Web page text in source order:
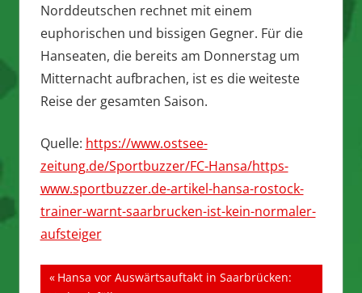
Norddeutschen rechnet mit einem
euphorischen und bissigen Gegner. Für die
Hanseaten, die bereits am Donnerstag um
Mitternacht aufbrachen, ist es die weiteste
Reise der gesamten Saison.
Quelle: https://www.ostsee-
zeitung.de/Sportbuzzer/FC-Hansa/https-
www.sportbuzzer.de-artikel-hansa-rostock-
trainer-warnt-saarbrucken-ist-kein-normaler-
aufsteiger
Beitragsnavigation
Vorheriger
Hansa vor Auswärtsauftakt in Saarbrücken: